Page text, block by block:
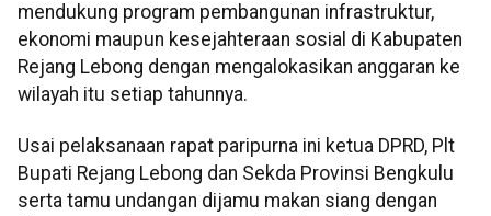
mendukung program pembangunan infrastruktur,
ekonomi maupun kesejahteraan sosial di Kabupaten
Rejang Lebong dengan mengalokasikan anggaran ke
wilayah itu setiap tahunnya.
Usai pelaksanaan rapat paripurna ini ketua DPRD, Plt
Bupati Rejang Lebong dan Sekda Provinsi Bengkulu
serta tamu undangan dijamu makan siang dengan